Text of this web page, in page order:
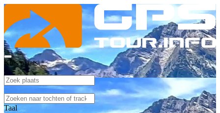
Kies plaats
Taal